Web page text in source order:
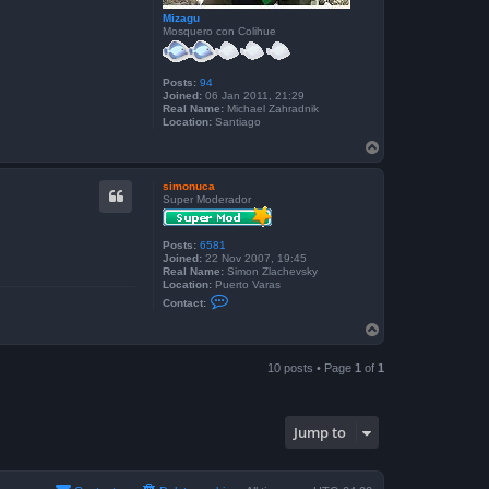
Mizagu
Mosquero con Colihue
Posts: 94
Joined: 06 Jan 2011, 21:29
Real Name: Michael Zahradnik
Location: Santiago
o
p
simonuca
Super Moderador
Posts: 6581
Joined: 22 Nov 2007, 19:45
Real Name: Simon Zlachevsky
Location: Puerto Varas
Contact:
a
o
10 posts • Page 1 of 1
Jump to